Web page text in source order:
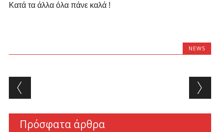
Κατά τα άλλα όλα πάνε καλά !
NEWS
Post navigation
Πρόσφατα άρθρα